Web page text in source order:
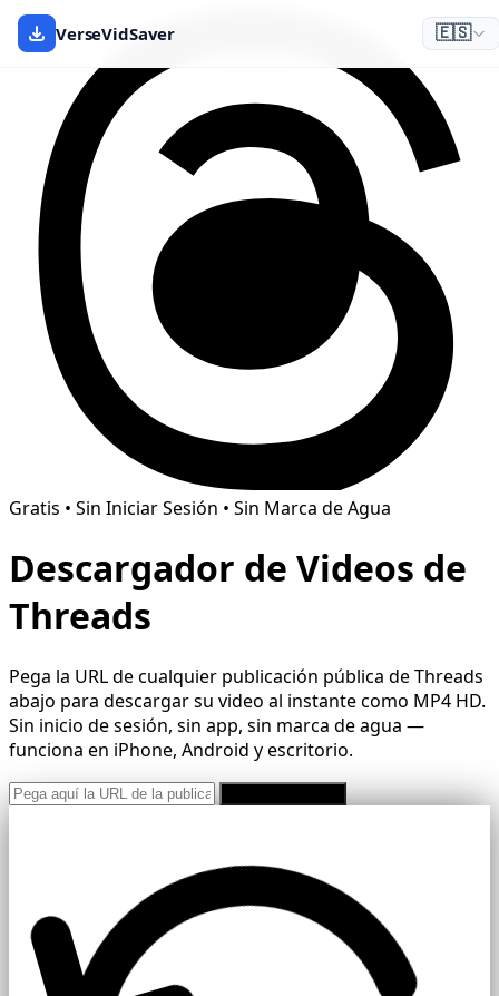
VerseVidSaver 🇪🇸
Gratis • Sin Iniciar Sesión • Sin Marca de Agua
Descargador de Videos de
Threads
Pega la URL de cualquier publicación pública de Threads
abajo para descargar su video al instante como MP4 HD.
Sin inicio de sesión, sin app, sin marca de agua —
funciona en iPhone, Android y escritorio.